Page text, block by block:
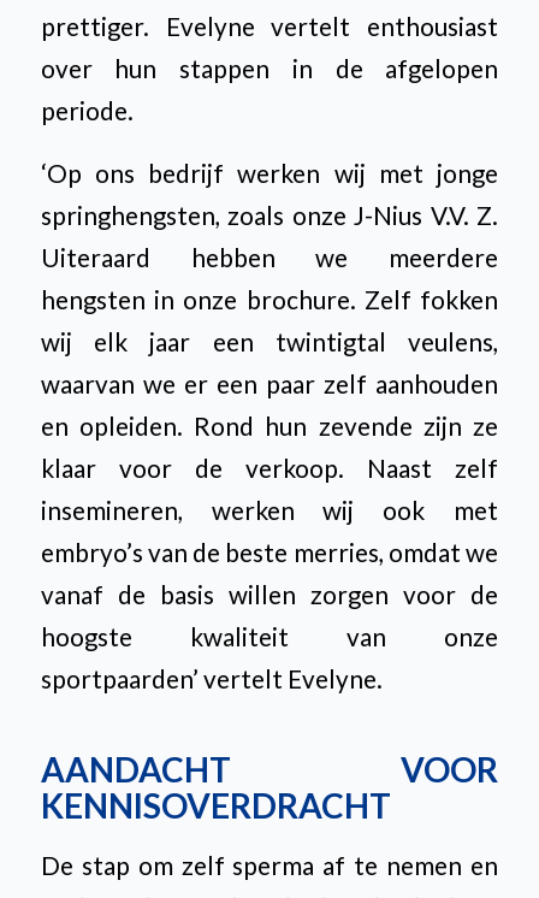
prettiger. Evelyne vertelt enthousiast
over hun stappen in de afgelopen
periode.
‘Op ons bedrijf werken wij met jonge
springhengsten, zoals onze J-Nius V.V. Z.
Uiteraard hebben we meerdere
hengsten in onze brochure. Zelf fokken
wij elk jaar een twintigtal veulens,
waarvan we er een paar zelf aanhouden
en opleiden. Rond hun zevende zijn ze
klaar voor de verkoop. Naast zelf
insemineren, werken wij ook met
embryo’s van de beste merries, omdat we
vanaf de basis willen zorgen voor de
hoogste kwaliteit van onze
sportpaarden’ vertelt Evelyne.
AANDACHT VOOR
KENNISOVERDRACHT
De stap om zelf sperma af te nemen en